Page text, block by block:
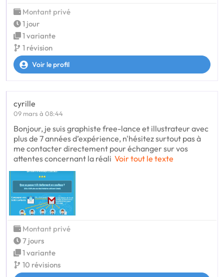
Montant privé
1 jour
1 variante
1 révision
Voir le profil
cyrille
09 mars à 08:44
Bonjour, je suis graphiste free-lance et illustrateur avec
plus de 7 années d’expérience, n'hésitez surtout pas à
me contacter directement pour échanger sur vos
attentes concernant la réali Voir tout le texte
Montant privé
7 jours
1 variante
10 révisions